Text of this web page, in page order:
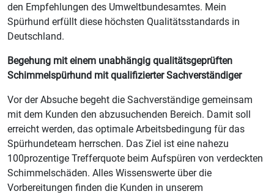
den Empfehlungen des Umweltbundesamtes. Mein
Spürhund erfüllt diese höchsten Qualitätsstandards in
Deutschland.
Begehung mit einem unabhängig qualitätsgeprüften
Schimmelspürhund mit qualifizierter Sachverständiger
Vor der Absuche begeht die Sachverständige gemeinsam
mit dem Kunden den abzusuchenden Bereich. Damit soll
erreicht werden, das optimale Arbeitsbedingung für das
Spürhundeteam herrschen. Das Ziel ist eine nahezu
100prozentige Trefferquote beim Aufspüren von verdeckten
Schimmelschäden. Alles Wissenswerte über die
Vorbereitungen finden die Kunden in unserem